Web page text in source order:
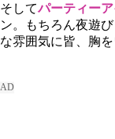
そしてパーティー
ン。もちろん夜遊
な雰囲気に皆、胸